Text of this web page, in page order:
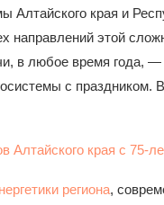
Алтайского края и
направлений этой
в любое время года,
с
региона,